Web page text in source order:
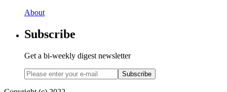
About
Subscribe
Get a bi-weekly digest newsletter
Subscribe